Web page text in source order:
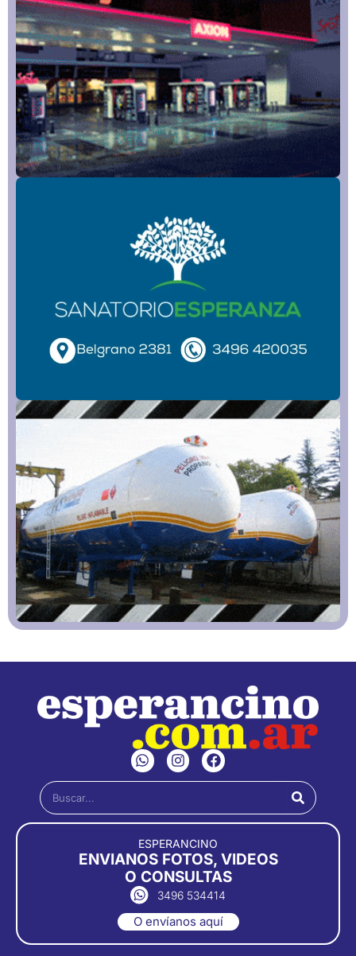
W
h
a
s
a
p
p
I
n
s
a
g
r
a
m
F
a
c
b
o
o
k
Buscar
ESPERANCINO
ENVIANOS FOTOS, VIDEOS
O CONSULTAS
3496 534414
O envíanos aquí